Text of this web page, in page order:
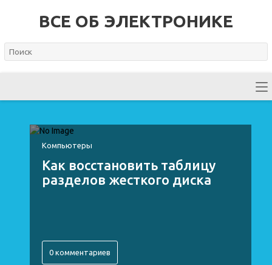
ВСЕ ОБ ЭЛЕКТРОНИКЕ
Компьютеры
Как восстановить таблицу
разделов жесткого диска
0 комментариев